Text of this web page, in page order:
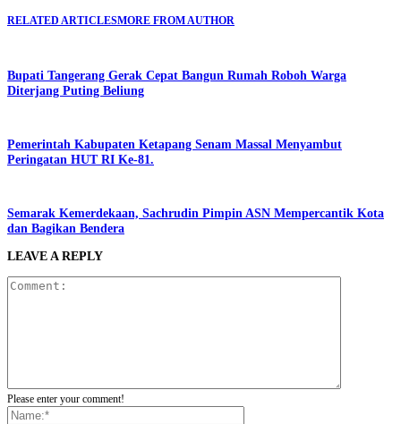
RELATED ARTICLESMORE FROM AUTHOR
Bupati Tangerang Gerak Cepat Bangun Rumah Roboh Warga
Diterjang Puting Beliung
Pemerintah Kabupaten Ketapang Senam Massal Menyambut
Peringatan HUT RI Ke-81.
Semarak Kemerdekaan, Sachrudin Pimpin ASN Mempercantik Kota
dan Bagikan Bendera
LEAVE A REPLY
Please enter your comment!